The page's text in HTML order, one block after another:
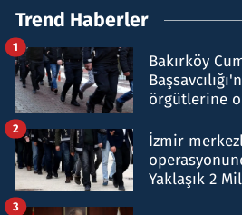
Trend Haberler
Bakırköy
örgütlerine
1
İzmir
Yaklaşık 2
2
3